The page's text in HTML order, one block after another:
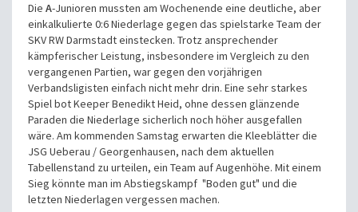
Die A-Junioren mussten am Wochenende eine deutliche, aber
einkalkulierte 0:6 Niederlage gegen das spielstarke Team der
SKV RW Darmstadt einstecken. Trotz ansprechender
kämpferischer Leistung, insbesondere im Vergleich zu den
vergangenen Partien, war gegen den vorjährigen
Verbandsligisten einfach nicht mehr drin. Eine sehr starkes
Spiel bot Keeper Benedikt Heid, ohne dessen glänzende
Paraden die Niederlage sicherlich noch höher ausgefallen
wäre. Am kommenden Samstag erwarten die Kleeblätter die
JSG Ueberau / Georgenhausen, nach dem aktuellen
Tabellenstand zu urteilen, ein Team auf Augenhöhe. Mit einem
Sieg könnte man im Abstiegskampf "Boden gut" und die
letzten Niederlagen vergessen machen.